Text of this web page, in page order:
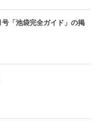
「池袋完全ガイド」の掲